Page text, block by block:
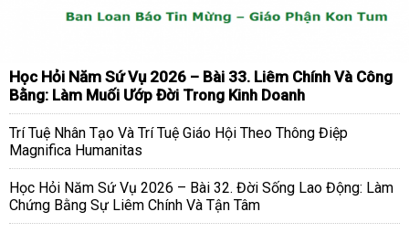
Học Hỏi Năm Sứ Vụ 2026 – Bài 33. Liêm Chính Và Công
Bằng: Làm Muối Ướp Đời Trong Kinh Doanh
Trí Tuệ Nhân Tạo Và Trí Tuệ Giáo Hội Theo Thông Điệp
Magnifica Humanitas
Học Hỏi Năm Sứ Vụ 2026 – Bài 32. Đời Sống Lao Động: Làm
Chứng Bằng Sự Liêm Chính Và Tận Tâm